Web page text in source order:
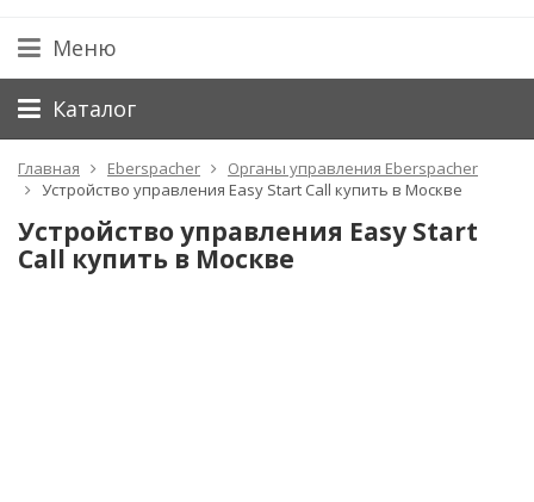
Меню
Каталог
Главная Eberspacher
Органы управления Eberspacher
Устройство управления Easy Start Call купить в Москве
Устройство управления Easy Start
Call купить в Москве